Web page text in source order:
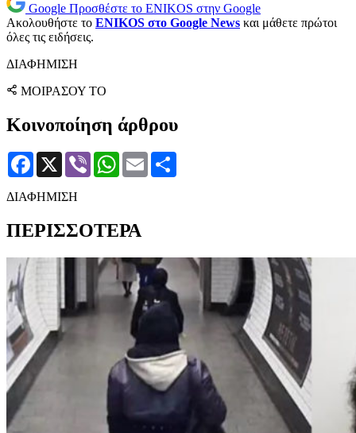
Google Προσθέστε το ENIKOS στην Google
Ακολουθήστε το ENIKOS στο Google News και μάθετε πρώτοι
όλες τις ειδήσεις.
ΔΙΑΦΗΜΙΣΗ
ΜΟΙΡΑΣΟΥ ΤΟ
Κοινοποίηση άρθρου
Facebook
X Viber WhatsApp
Email
ΔΙΑΦΗΜΙΣΗ
ΠΕΡΙΣΣΟΤΕΡΑ